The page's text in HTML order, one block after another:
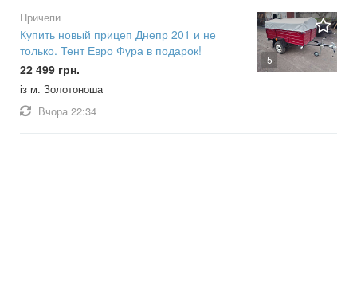
5
Причепи
Купить новый прицеп Днепр 201 и не
только. Тент Евро Фура в подарок!
22 499 грн.
із м. Золотоноша
Вчора 22:34